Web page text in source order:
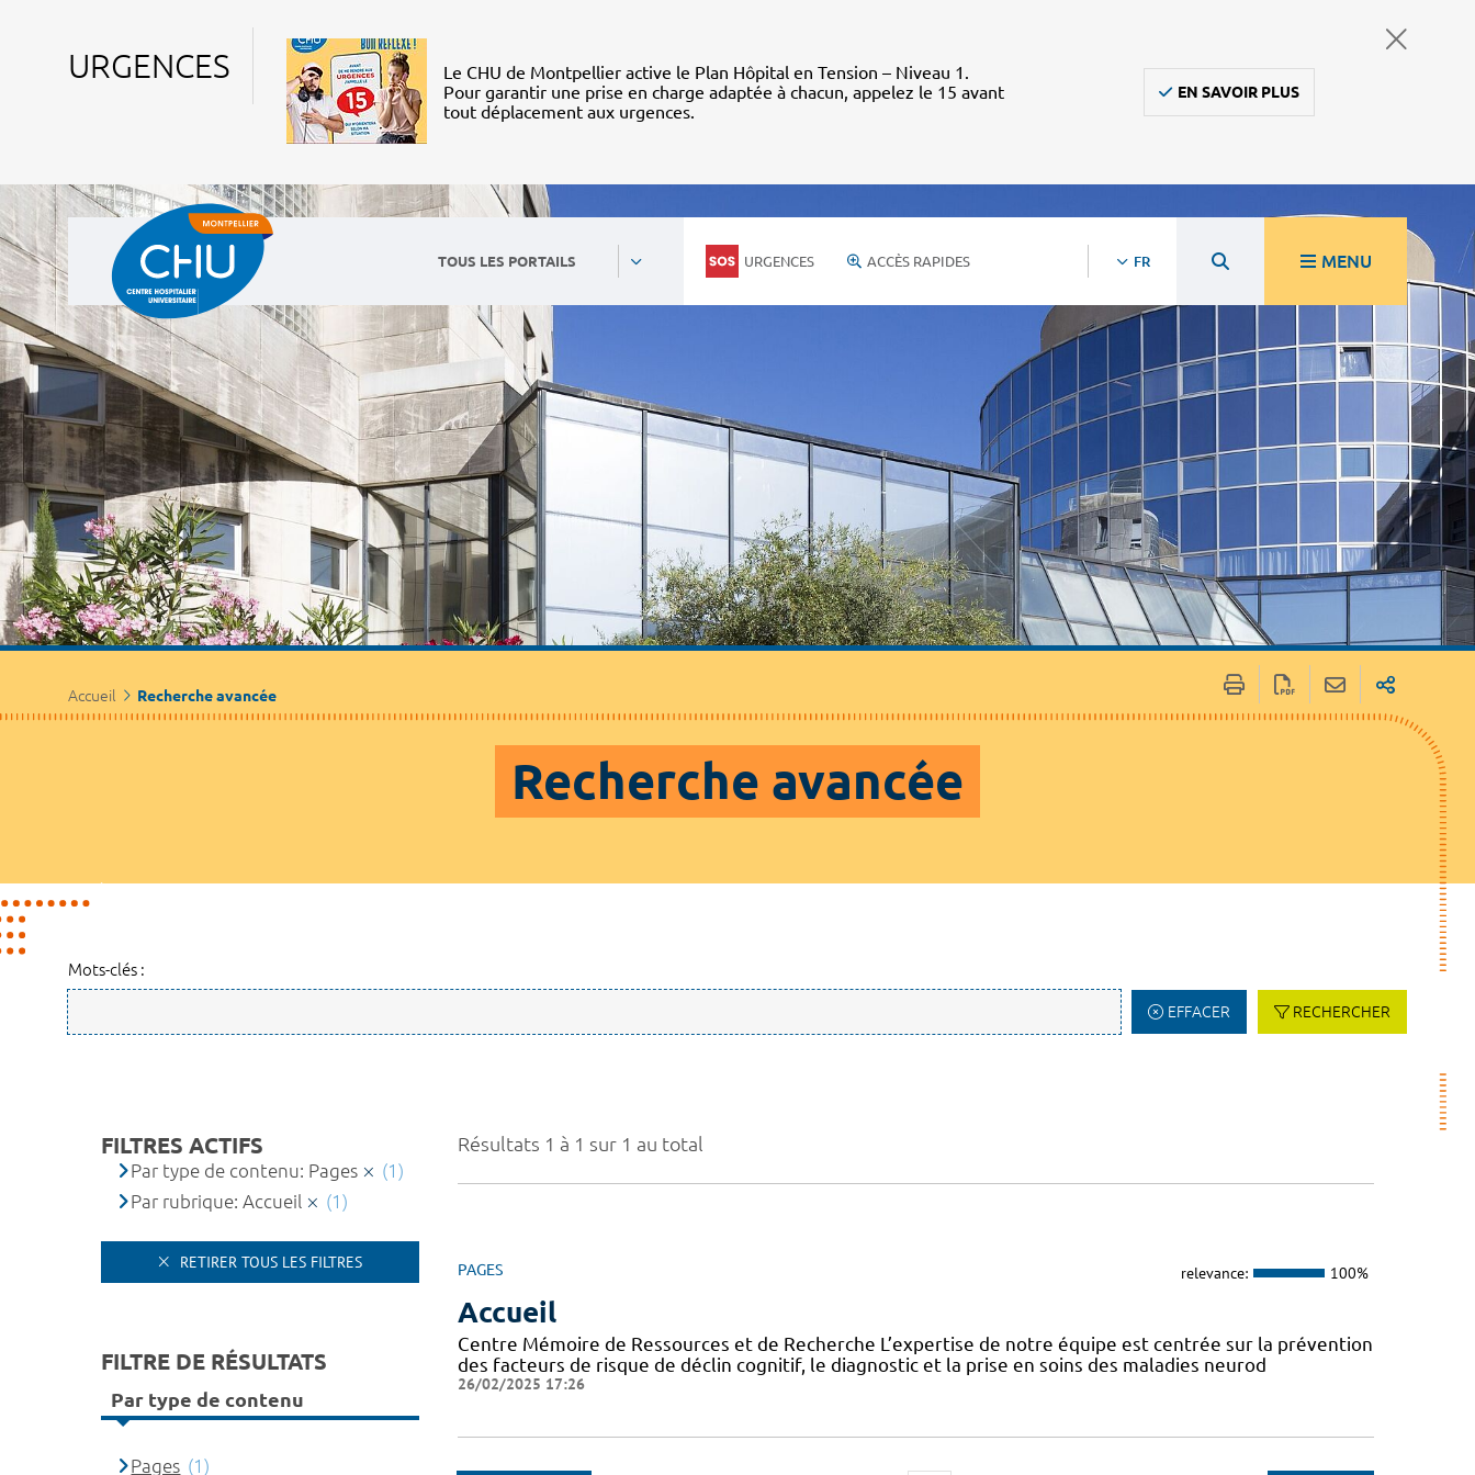
URGENCES
Le CHU de Montpellier active le Plan Hôpital en Tension – Niveau 1.
Pour garantir une prise en charge adaptée à chacun, appelez le 15 avant
tout déplacement aux urgences.
EN SAVOIR PLUS
TOUS LES PORTAILS URGENCES ACCÈS RAPIDES FR MENU
Accueil Recherche avancée
Recherche avancée
Mots-clés :
EFFACER RECHERCHER
Résultats 1 à 1 sur 1 au total
PAGES relevance: 100%
Accueil
Centre Mémoire de Ressources et de Recherche L’expertise de notre équipe est centrée sur la prévention
des facteurs de risque de déclin cognitif, le diagnostic et la prise en soins des maladies neurod
26/02/2025 17:26
FILTRES ACTIFS
Par type de contenu: Pages
(1)
Par rubrique: Accueil
(1)
RETIRER TOUS LES FILTRES
FILTRE DE RÉSULTATS
Par type de contenu
Pages (1)